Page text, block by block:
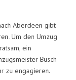
Aberdeen gibt
Um den Umzug
ein
Busch
zu engagieren.